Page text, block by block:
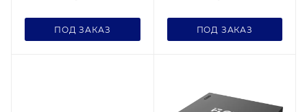
ПОД ЗАКАЗ ПОД ЗАКАЗ